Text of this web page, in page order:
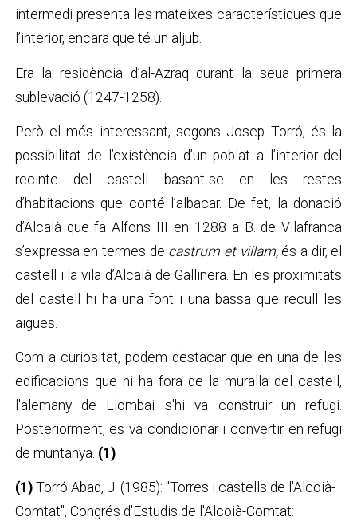
intermedi presenta les mateixes característiques que
l’interior, encara que té un aljub.
Era la residència d’al-Azraq durant la seua primera
sublevació (1247-1258).
Però el més interessant, segons Josep Torró, és la
possibilitat de l’existència d’un poblat a l’interior del
recinte del castell basant-se en les restes
d’habitacions que conté l’albacar. De fet, la donació
d’Alcalà que fa Alfons III en 1288 a B. de Vilafranca
s’expressa en termes de castrum et villam, és a dir, el
castell i la vila d’Alcalà de Gallinera. En les proximitats
del castell hi ha una font i una bassa que recull les
aigües.
Com a curiositat, podem destacar que en una de les
edificacions que hi ha fora de la muralla del castell,
l'alemany de Llombai s'hi va construir un refugi.
Posteriorment, es va condicionar i convertir en refugi
de muntanya. (1)
(1) Torró Abad, J. (1985): "Torres i castells de l'Alcoià-
Comtat", Congrés d'Estudis de l'Alcoià-Comtat: